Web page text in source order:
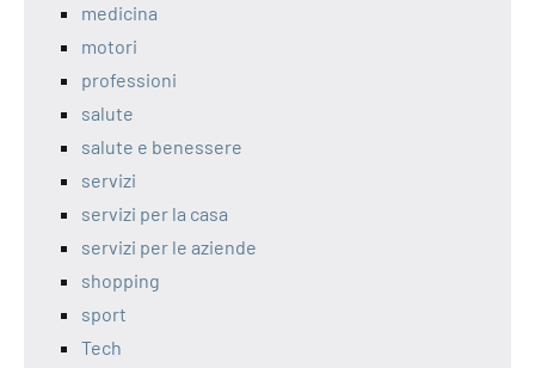
medicina
motori
professioni
salute
salute e benessere
servizi
servizi per la casa
servizi per le aziende
shopping
sport
Tech